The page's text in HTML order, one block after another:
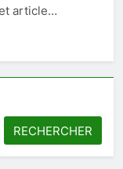
article…
RECHERCHER